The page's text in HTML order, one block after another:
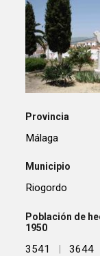
Provincia
Málaga
Municipio
Riogordo
Población de
1950
3541 | 3644